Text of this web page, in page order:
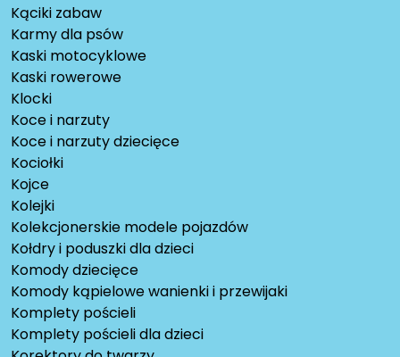
Kąciki zabaw
Karmy dla psów
Kaski motocyklowe
Kaski rowerowe
Klocki
Koce i narzuty
Koce i narzuty dziecięce
Kociołki
Kojce
Kolejki
Kolekcjonerskie modele pojazdów
Kołdry i poduszki dla dzieci
Komody dziecięce
Komody kąpielowe wanienki i przewijaki
Komplety pościeli
Komplety pościeli dla dzieci